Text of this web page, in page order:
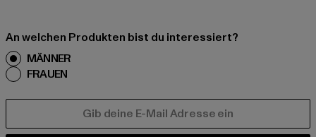
An welchen Produkten bist du interessiert?
MÄNNER
FRAUEN